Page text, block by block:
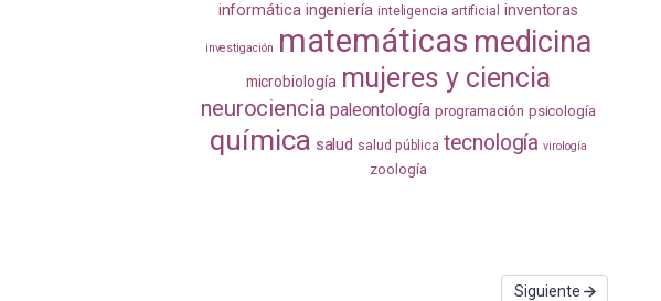
Siguiente
informática ingeniería inteligencia artificial inventoras
investigación matemáticas medicina
microbiología mujeres y ciencia
neurociencia paleontología programación psicología
química salud salud pública tecnología virología
zoología